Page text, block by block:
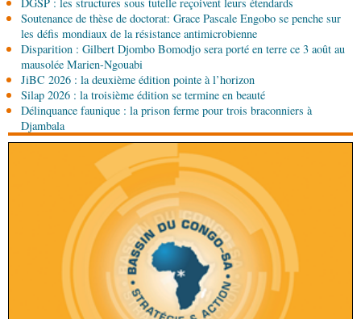
06-08-2026 08:45
Politique Vie des institutions : Pierre Ngolo et
Pierre Oba jettent les bases d’une collaboration
fructueuse
06-08-2026 08:30
Afrique-Monde Centrafrique : les sanctions de
l'ONU cachent la guerre silencieuse pour le
contrôle des ressources
Soutenance de thèse de doctorat: Grace Pascale Engobo se penche sur
les défis mondiaux de la résistance antimicrobienne
Disparition : Gilbert Djombo Bomodjo sera porté en terre ce 3 août au
mausolée Marien-Ngouabi
JiBC 2026 : la deuxième édition pointe à l’horizon
Silap 2026 : la troisième édition se termine en beauté
Délinquance faunique : la prison ferme pour trois braconniers à
Djambala